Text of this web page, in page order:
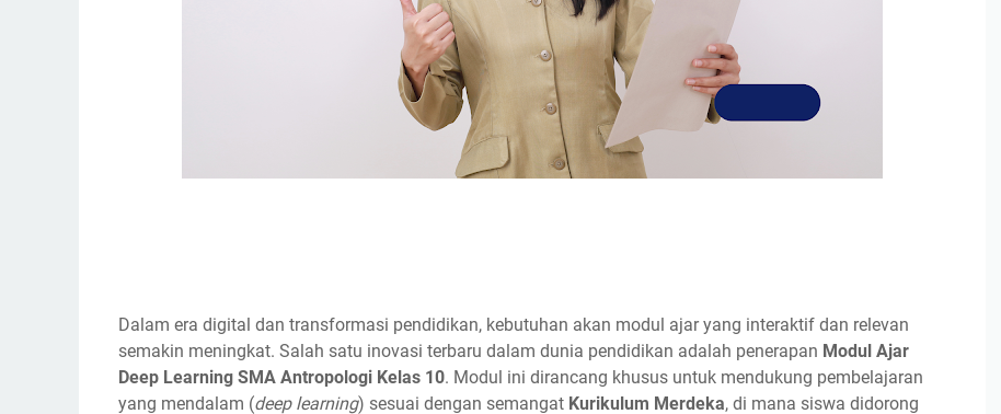
Dalam era digital dan transformasi pendidikan, kebutuhan akan modul ajar yang interaktif dan relevan
semakin meningkat. Salah satu inovasi terbaru dalam dunia pendidikan adalah penerapan Modul Ajar
Deep Learning SMA Antropologi Kelas 10. Modul ini dirancang khusus untuk mendukung pembelajaran
yang mendalam (deep learning) sesuai dengan semangat Kurikulum Merdeka, di mana siswa didorong